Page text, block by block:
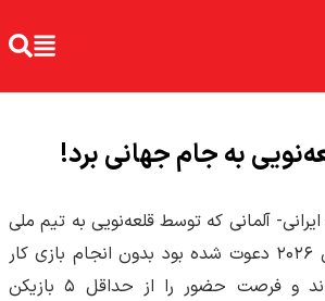
به جام جهانی برد!
آلمانی که توسط قلعه‌نویی به تیم ملی
ایران برای جام جهانی ۲۰۲۶ دعوت شده بود بدون انجام بازی کار
خود را به پایان رساند و فرصت حضور را از حداقل ۵ بازیکن